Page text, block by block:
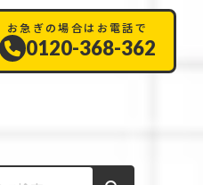
お急ぎの場合はお電話で
0120-368-362